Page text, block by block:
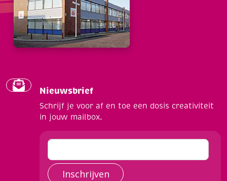
Nieuwsbrief
Schrijf je voor af en toe een dosis creativiteit
in jouw mailbox.
Inschrijven